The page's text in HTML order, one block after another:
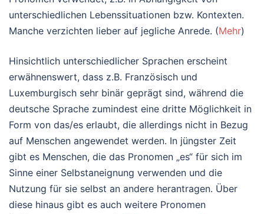
unterschiedlichen Lebenssituationen bzw. Kontexten.
Manche verzichten lieber auf jegliche Anrede. (Mehr)
Hinsichtlich unterschiedlicher Sprachen erscheint
erwähnenswert, dass z.B. Französisch und
Luxemburgisch sehr binär geprägt sind, während die
deutsche Sprache zumindest eine dritte Möglichkeit in
Form von das/es erlaubt, die allerdings nicht in Bezug
auf Menschen angewendet werden. In jüngster Zeit
gibt es Menschen, die das Pronomen „es“ für sich im
Sinne einer Selbstaneignung verwenden und die
Nutzung für sie selbst an andere herantragen. Über
diese hinaus gibt es auch weitere Pronomen